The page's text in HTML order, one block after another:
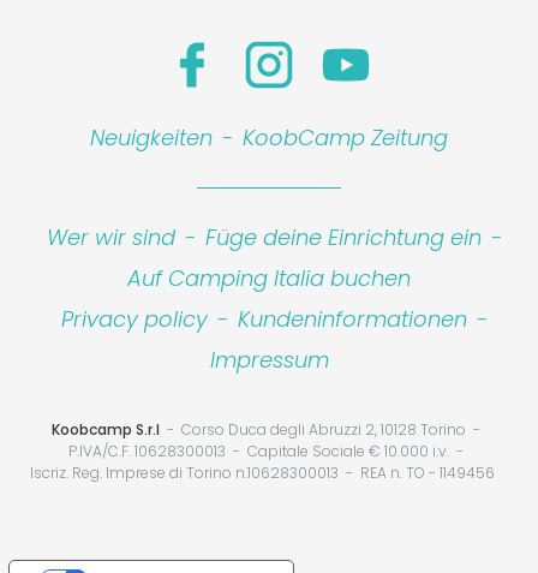
Neuigkeiten - KoobCamp Zeitung
Wer wir sind - Füge deine Einrichtung ein -
Auf Camping Italia buchen
Privacy policy - Kundeninformationen -
Impressum
Koobcamp S.r.l
Corso Duca degli Abruzzi 2, 10128 Torino
P.IVA/C.F. 10628300013
Capitale Sociale € 10.000 i.v.
Iscriz. Reg. Imprese di Torino n.10628300013
REA n. TO - 1149456